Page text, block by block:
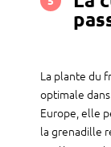
La plante du
optimale
Europe, elle
la grenadille